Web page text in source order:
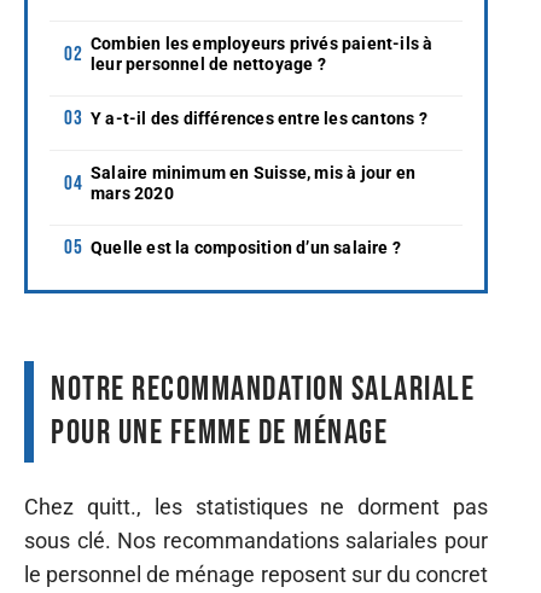
Combien les employeurs privés paient-ils à
leur personnel de nettoyage ?
Y a-t-il des différences entre les cantons ?
Salaire minimum en Suisse, mis à jour en
mars 2020
Quelle est la composition d’un salaire ?
Notre recommandation salariale
pour une femme de ménage
Chez quitt., les statistiques ne dorment pas
sous clé. Nos recommandations salariales pour
le personnel de ménage reposent sur du concret